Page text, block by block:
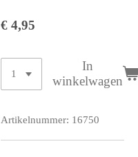
€ 4,95
In
winkelwagen
Artikelnummer: 16750